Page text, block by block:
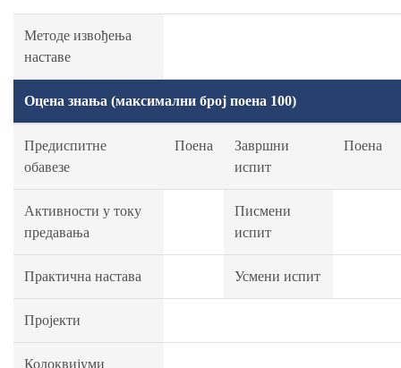
Методе извођења
наставе
Оцена знања (максимални број поена 100)
Предиспитне
обавезе
Поена
Завршни
испит
Поена
Активности у току
предавања
Писмени
испит
Практична настава Усмени испит
Пројекти
Колоквијуми